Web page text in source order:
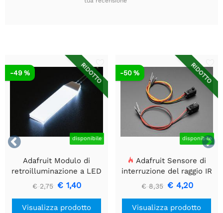


RIDOTTO
disponibile
-49 %
Adafruit Modulo di
retroilluminazione a LED
bianco - Piccolo 12 mm x
40 mm
€ 2,75 € 1,40
Visualizza prodotto
RIDOTTO
disponibile
-50 %
Adafruit Sensore di
interruzione del raggio IR
con estremità del
connettore del cavo di alta
qualità - LED da 5 mm
€ 8,35 € 4,20
Visualizza prodotto